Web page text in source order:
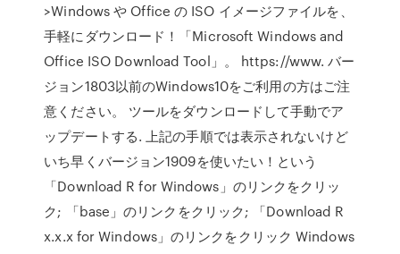
>Windows や Office の ISO イメージファイルを、
手軽にダウンロード！「Microsoft Windows and
Office ISO Download Tool」。 https://www. バー
ジョン1803以前のWindows10をご利用の方はご注
意ください。 ツールをダウンロードして手動でア
ップデートする. 上記の手順では表示されないけど
いち早くバージョン1909を使いたい！という
「Download R for Windows」のリンクをクリッ
ク; 「base」のリンクをクリック; 「Download R
x.x.x for Windows」のリンクをクリック Windows